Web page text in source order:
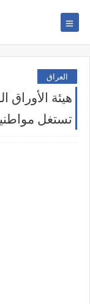
العراق
هيئة
تستغل